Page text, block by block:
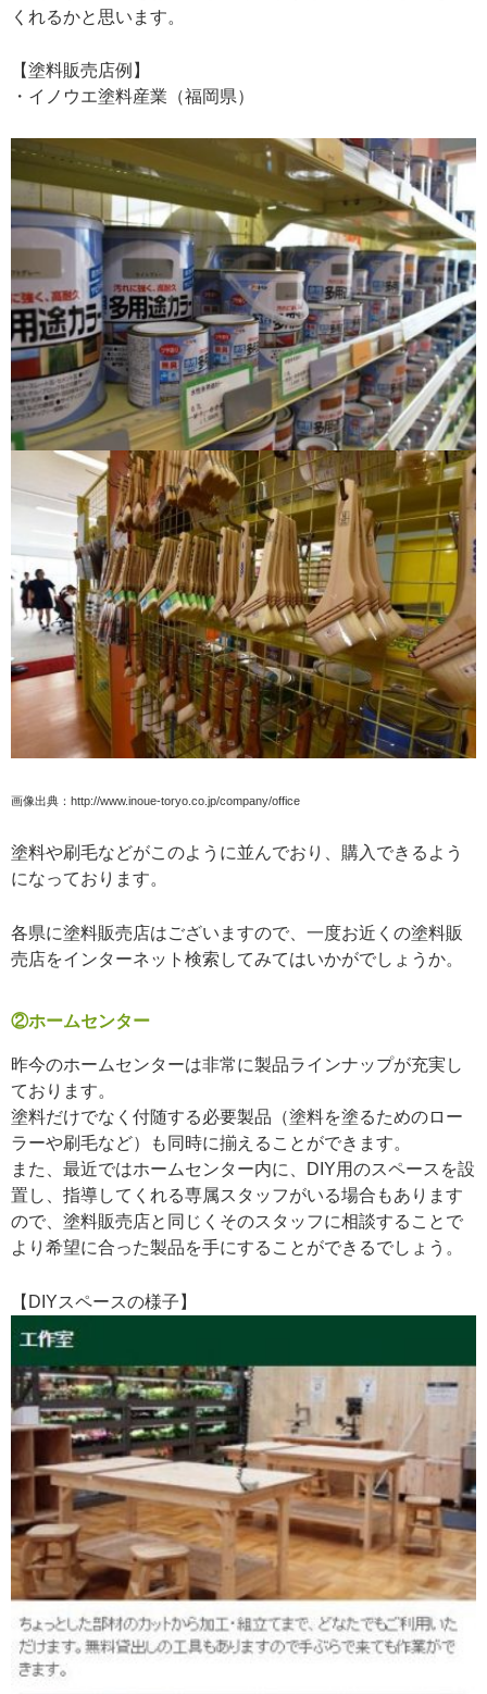
くれるかと思います。
【塗料販売店例】
・イノウエ塗料産業（福岡県）
画像出典：http://www.inoue-toryo.co.jp/company/office
塗料や刷毛などがこのように並んでおり、購入できるよう
になっております。
各県に塗料販売店はございますので、一度お近くの塗料販
売店をインターネット検索してみてはいかがでしょうか。
②ホームセンター
昨今のホームセンターは非常に製品ラインナップが充実し
ております。
塗料だけでなく付随する必要製品（塗料を塗るためのロー
ラーや刷毛など）も同時に揃えることができます。
また、最近ではホームセンター内に、DIY用のスペースを設
置し、指導してくれる専属スタッフがいる場合もあります
ので、塗料販売店と同じくそのスタッフに相談することで
より希望に合った製品を手にすることができるでしょう。
【DIYスペースの様子】